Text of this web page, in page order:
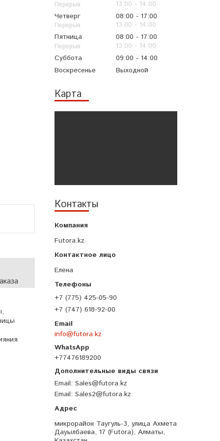
13:00
14:00
Четверг
08:00
17:00
13:00
14:00
Пятница
08:00
17:00
13:00
14:00
Суббота
09:00
14:00
Воскресенье
Выходной
Карта
Контакты
Futora.kz
Елена
+7 (775) 425-05-90
+7 (747) 618-92-00
info@futora.kz
+77476189200
Email Sales@futora.kz
Email Sales2@futora.kz
микрорайон Таугуль-3, улица Ахмета
Дауылбаева, 17 (Futora), Алматы,